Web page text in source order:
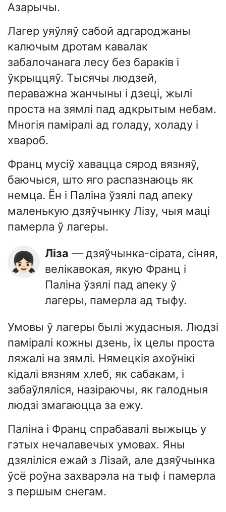
Азарычы.
Лагер уяўляў сабой адгароджаны
калючым дротам кавалак
забалочанага лесу без бараків і
ўкрыццяў. Тысячы людзей,
пераважна жанчыны і дзеці, жылі
проста на зямлі пад адкрытым небам.
Многія паміралі ад голаду, холаду і
хвароб.
Франц мусіў хавацца сярод вязняў,
баючыся, што яго распазнаюць як
немца. Ён і Паліна ўзялі пад апеку
маленькую дзяўчынку Лізу, чыя маці
памерла ў лагеры.
👧🏻 Ліза — дзяўчынка-сірата, сіняя,
велікавокая, якую Франц і
Паліна ўзялі пад апеку ў
лагеры, памерла ад тыфу.
Умовы ў лагеры былі жудасныя. Людзі
паміралі кожны дзень, іх целы проста
ляжалі на зямлі. Нямецкія ахоўнікі
кідалі вязням хлеб, як сабакам, і
забаўляліся, назіраючы, як галодныя
людзі змагаюцца за ежу.
Паліна і Франц спрабавалі выжыць у
гэтых нечалавечых умовах. Яны
дзяліліся ежай з Лізай, але дзяўчынка
ўсё роўна захварэла на тыф і памерла
з першым снегам.